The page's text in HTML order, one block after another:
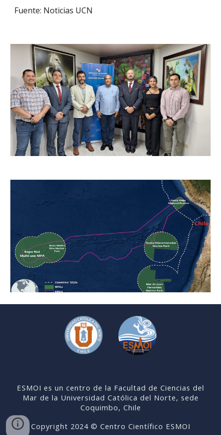
Fuente: Noticias UCN
ESMOI es un centro de la Facultad de Ciencias del
Mar de la Universidad Católica del Norte, sede
Coquimbo, Chile
Copyright 2024© Centro Científico ESMOI